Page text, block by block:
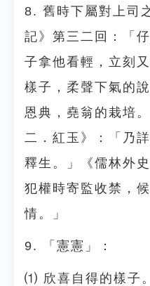
8. 舊時下屬對上司
記》第三二回：「
子拿他看輕，立刻
樣子，柔聲下氣的
恩典，堯翁的栽培
二．紅玉》：「乃
釋生。」《儒林外
犯權時寄監收禁，
情。」
9. 「憲憲」：
⑴ 欣喜自得的樣子